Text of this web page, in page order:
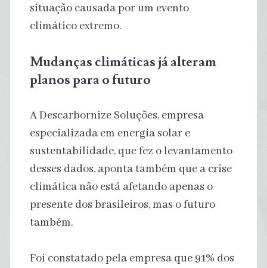
situação causada por um evento
climático extremo.
Mudanças climáticas já alteram
planos para o futuro
A Descarbornize Soluções, empresa
especializada em energia solar e
sustentabilidade, que fez o levantamento
desses dados, aponta também que a crise
climática não está afetando apenas o
presente dos brasileiros, mas o futuro
também.
Foi constatado pela empresa que 91% dos